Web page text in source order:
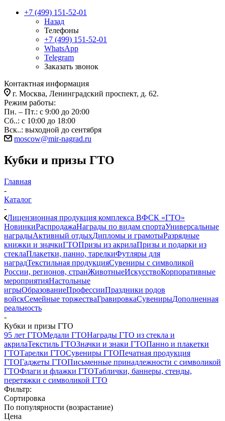
+7 (499) 151-52-01
Назад
Телефоны
+7 (499) 151-52-01
WhatsApp
Telegram
Заказать звонок
Контактная информация
г. Москва, Ленинградский проспект, д. 62.
Режим работы:
Пн. – Пт.: с 9:00 до 20:00
Сб..: с 10:00 до 18:00
Вск..: выходной до сентября
moscow@mir-nagrad.ru
Кубки и призы ГТО
Главная
-
Каталог
-
Лицензионная продукция комплекса ВФСК «ГТО»
НовинкиРаспродажаНаграды по видам спортаУниверсальные
наградыАктивный отдыхДипломы и грамотыРазрядные
книжки и значкиГТОПризы из акрилаПризы и подарки из
стеклаПлакетки, панно, тарелкиФутляры для
наградТекстильная продукцияСувениры с символикой
России, регионов, странЖивотныеИскусствоКорпоративные
мероприятияНастольные
игрыОбразованиеПрофессииПраздники родов
войскСемейные торжестваГравировкаСувенирыДополненная
реальность
-
Кубки и призы ГТО
95 лет ГТОМедали ГТОНаграды ГТО из стекла и
акрилаТекстиль ГТОЗначки и знаки ГТОПанно и плакетки
ГТОТарелки ГТОСувениры ГТОПечатная продукция
ГТОГаджеты ГТОПисьменные принадлежности с символикой
ГТОФлаги и флажки ГТОТаблички, баннеры, стенды,
перетяжки с символикой ГТО
Фильтр:
Сортировка
По популярности (возрастание)
Цена